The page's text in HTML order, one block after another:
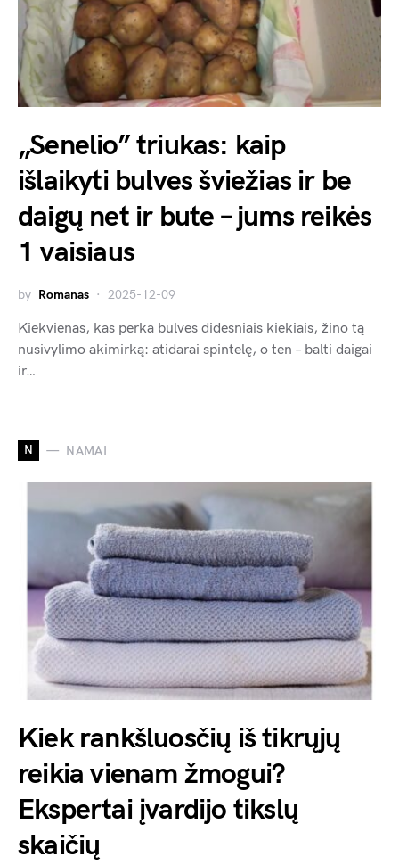
„Senelio” triukas: kaip
išlaikyti bulves šviežias ir be
daigų net ir bute – jums reikės
1 vaisiaus
by Romanas 2025-12-09
Kiekvienas, kas perka bulves didesniais kiekiais, žino tą
nusivylimo akimirką: atidarai spintelę, o ten – balti daigai
ir…
N NAMAI
Kiek rankšluosčių iš tikrųjų
reikia vienam žmogui?
Ekspertai įvardijo tikslų
skaičių